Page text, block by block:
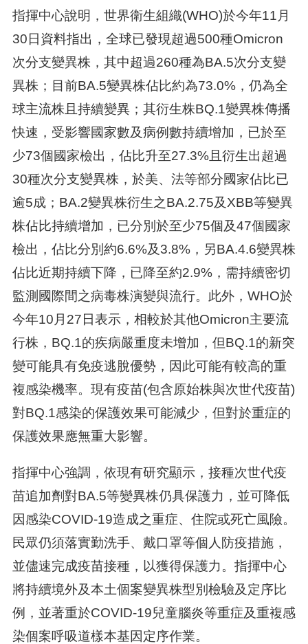
指揮中心說明，世界衛生組織(WHO)於今年11月
30日資料指出，全球已發現超過500種Omicron
次分支變異株，其中超過260種為BA.5次分支變
異株；目前BA.5變異株佔比約為73.0%，仍為全
球主流株且持續變異；其衍生株BQ.1變異株傳播
快速，受影響國家數及病例數持續增加，已於至
少73個國家檢出，佔比升至27.3%且衍生出超過
30種次分支變異株，於美、法等部分國家佔比已
逾5成；BA.2變異株衍生之BA.2.75及XBB等變異
株佔比持續增加，已分別於至少75個及47個國家
檢出，佔比分別約6.6%及3.8%，另BA.4.6變異株
佔比近期持續下降，已降至約2.9%，需持續密切
監測國際間之病毒株演變與流行。此外，WHO於
今年10月27日表示，相較於其他Omicron主要流
行株，BQ.1的疾病嚴重度未增加，但BQ.1的新突
變可能具有免疫逃脫優勢，因此可能有較高的重
複感染機率。現有疫苗(包含原始株與次世代疫苗)
對BQ.1感染的保護效果可能減少，但對於重症的
保護效果應無重大影響。
指揮中心強調，依現有研究顯示，接種次世代疫
苗追加劑對BA.5等變異株仍具保護力，並可降低
因感染COVID-19造成之重症、住院或死亡風險。
民眾仍須落實勤洗手、戴口罩等個人防疫措施，
並儘速完成疫苗接種，以獲得保護力。指揮中心
將持續境外及本土個案變異株型別檢驗及定序比
例，並著重於COVID-19兒童腦炎等重症及重複感
染個案呼吸道樣本基因定序作業。